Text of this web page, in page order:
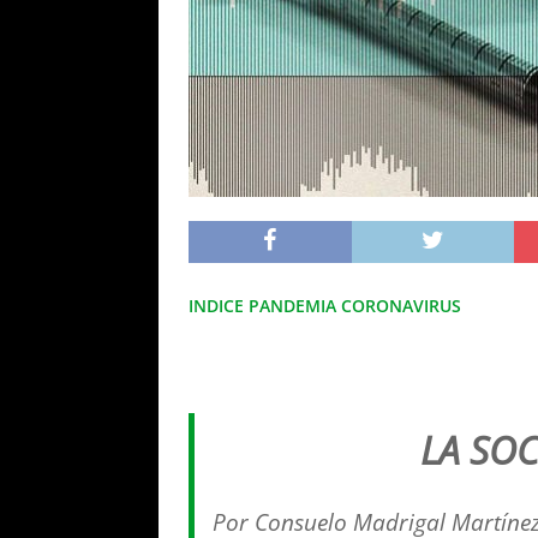
INDICE PANDEMIA CORONAVIRUS
LA
Por Consuelo Madrigal